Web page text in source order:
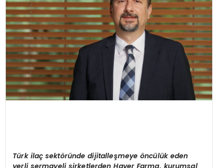
Türk ilaç sektöründe dijitalleşmeye öncülük eden